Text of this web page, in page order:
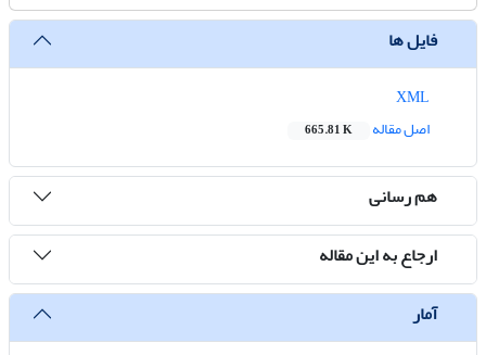
فایل ها
اصل مقاله
665.81 K
هم رسانی
ارجاع به این مقاله
آمار